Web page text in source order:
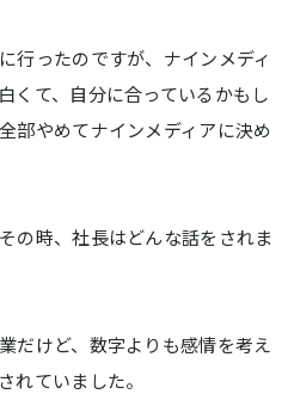
行ったのですが、ナインメディ
くて、自分に合っているかもし
部やめてナインメディアに決め
の時、社長はどんな話をされま
だけど、数字よりも感情を考え
れていました。